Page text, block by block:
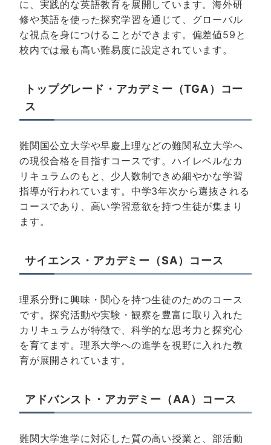
に、実践的な英語教育を展開しています。海外研
修や英語を使った探究学習を通じて、グローバル
な視点を身につけることができます。偏差値59と
校内では最も高い難易度に設定されています。
トップグレード・アカデミー（TGA）コー
ス
難関国公立大学や早慶上理などの難関私立大学へ
の現役合格を目指すコースです。ハイレベルなカ
リキュラムのもと、少人数制できめ細やかな学習
指導が行われています。中学3年次から選抜される
コースであり、高い学習意欲を持つ生徒が集まり
ます。
サイエンス・アカデミー（SA）コース
理系分野に興味・関心を持つ生徒のためのコース
です。探究活動や実験・観察を豊富に取り入れた
カリキュラムが特徴で、科学的な思考力と探究心
を育てます。理系大学への進学を視野に入れた教
育が展開されています。
アドバンスト・アカデミー（AA）コース
難関大学進学に対応した質の高い授業と、部活動